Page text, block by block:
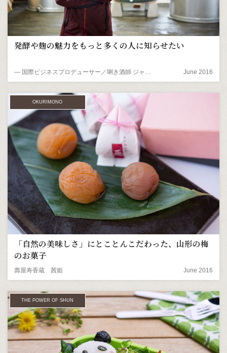
発酵や麹の魅力をもっと多くの人に知らせたい
― 国際ビジネスプロデューサー／唎き酒師 ジャスティン・ポッツさん June 2016
OKURIMONO
「自然の美味しさ」にとことんこだわった、山形の梅
のお菓子
壽屋寿香蔵 茜姫 June 2016
THE POWER OF SHUN